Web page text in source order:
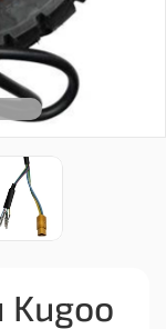
Kugoo